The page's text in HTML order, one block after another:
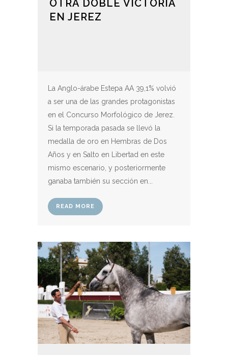
OTRA DOBLE VICTORIA
EN JEREZ
La Anglo-árabe Estepa AA 39,1% volvió
a ser una de las grandes protagonistas
en el Concurso Morfológico de Jerez.
Si la temporada pasada se llevó la
medalla de oro en Hembras de Dos
Años y en Salto en Libertad en este
mismo escenario, y posteriormente
ganaba también su sección en...
READ MORE